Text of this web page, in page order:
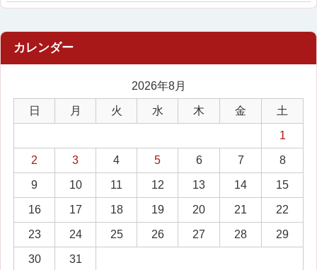
2026年8月
日 月 火 水 木 金 土
1
2 3 4 5 6 7 8
9 10 11 12 13 14 15
16 17 18 19 20 21 22
23 24 25 26 27 28 29
30 31